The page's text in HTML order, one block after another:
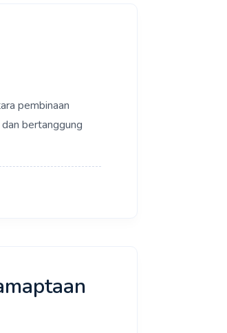
pembinaan
bertanggung